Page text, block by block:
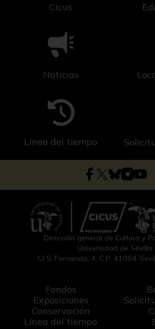
Cicus
Noticias
Línea del tiempo
Dirección general de Cultura y
Universidad de Sevilla
C/ S. Fernando, 4, C.P. 41004-
Fondos
Exposiciones
Conservación
Línea del tiempo